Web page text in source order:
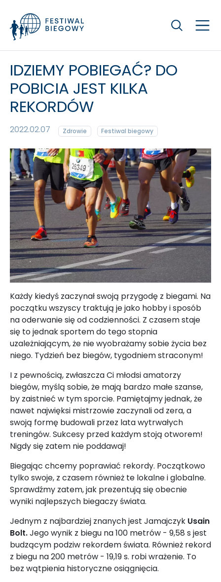
Szukaj
IDZIEMY POBIEGAĆ? DO
POBICIA JEST KILKA
REKORDÓW
2022.02.07 Zdrowie Festiwal biegowy
Każdy kiedyś zaczynał swoją przygodę z biegami. Na
początku wszyscy traktują je jako hobby i sposób
na oderwanie się od codzienności. Z czasem staje
się to jednak sportem do tego stopnia
uzależniającym, że nie wyobrażamy sobie życia bez
niego. Tydzień bez biegów, tygodniem straconym!
I z pewnością, zwłaszcza Ci młodsi amatorzy
biegów, myślą sobie, że mają bardzo małe szanse,
by zaistnieć w tym sporcie. Pamiętajmy jednak, że
nawet najwięksi mistrzowie zaczynali od zera, a
swoją formę budowali przez lata wytrwałych
treningów. Sukcesy przed każdym stoją otworem!
Nigdy się zatem nie poddawaj!
Biegając chcemy poprawiać rekordy. Początkowo
tylko swoje, z czasem również te lokalne i globalne.
Sprawdźmy zatem, jak prezentują się obecnie
wyniki najlepszych biegaczy świata.
Jednym z najbardziej znanych jest Jamajczyk Usain
Bolt.Jego wynik z biegu na 100 metrów - 9,58 s jest
budzącym podziw rekordem świata. Również rekord
z biegu na 200 metrów - 19,19 s. robi wrażenie. To
bez wątpienia historyczne osiągnięcia.